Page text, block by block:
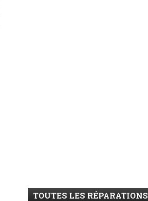
TOUTES LES RÉPARATIONS